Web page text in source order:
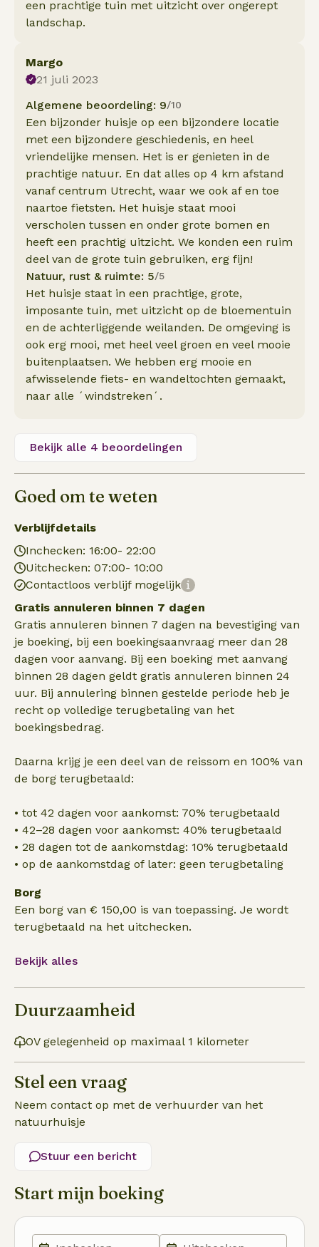
een prachtige tuin met uitzicht over ongerept
landschap.
Margo
21 juli 2023
Algemene beoordeling: 9/10
Een bijzonder huisje op een bijzondere locatie
met een bijzondere geschiedenis, en heel
vriendelijke mensen. Het is er genieten in de
prachtige natuur. En dat alles op 4 km afstand
vanaf centrum Utrecht, waar we ook af en toe
naartoe fietsten. Het huisje staat mooi
verscholen tussen en onder grote bomen en
heeft een prachtig uitzicht. We konden een ruim
deel van de grote tuin gebruiken, erg fijn!
Natuur, rust & ruimte: 5/5
Het huisje staat in een prachtige, grote,
imposante tuin, met uitzicht op de bloementuin
en de achterliggende weilanden. De omgeving is
ook erg mooi, met heel veel groen en veel mooie
buitenplaatsen. We hebben erg mooie en
afwisselende fiets- en wandeltochten gemaakt,
naar alle ´windstreken´.
Bekijk alle 4 beoordelingen
Goed om te weten
Verblijfdetails
Inchecken: 16:00- 22:00
Uitchecken: 07:00- 10:00
Contactloos verblijf mogelijk
Gratis annuleren binnen 7 dagen
Gratis annuleren binnen 7 dagen na bevestiging van
je boeking, bij een boekingsaanvraag meer dan 28
dagen voor aanvang. Bij een boeking met aanvang
binnen 28 dagen geldt gratis annuleren binnen 24
uur. Bij annulering binnen gestelde periode heb je
recht op volledige terugbetaling van het
boekingsbedrag.
Daarna krijg je een deel van de reissom en 100% van
de borg terugbetaald:
• tot 42 dagen voor aankomst: 70% terugbetaald
• 42–28 dagen voor aankomst: 40% terugbetaald
• 28 dagen tot de aankomstdag: 10% terugbetaald
• op de aankomstdag of later: geen terugbetaling
Borg
Een borg van € 150,00 is van toepassing. Je wordt
terugbetaald na het uitchecken.
Bekijk alles
Duurzaamheid
OV gelegenheid op maximaal 1 kilometer
Stel een vraag
Neem contact op met de verhuurder van het
natuurhuisje
Stuur een bericht
Start mijn boeking